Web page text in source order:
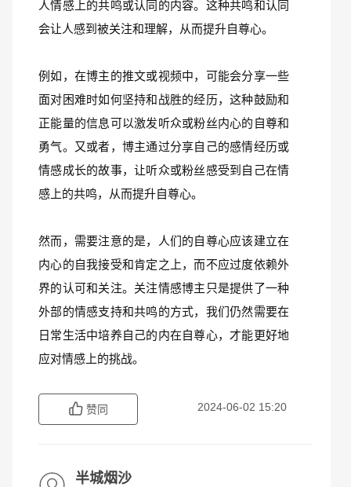
人情感上的共鸣或认同的内容。这种共鸣和认同
会让人感到被关注和理解，从而提升自尊心。
例如，在博主的推文或视频中，可能会分享一些
面对困难时如何坚持和战胜的经历，这种鼓励和
正能量的信息可以激发听众或粉丝内心的自尊和
勇气。又或者，博主通过分享自己的感情经历或
情感成长的故事，让听众或粉丝感受到自己在情
感上的共鸣，从而提升自尊心。
然而，需要注意的是，人们的自尊心应该建立在
内心的自我接受和肯定之上，而不应过度依赖外
界的认可和关注。关注情感博主只是提供了一种
外部的情感支持和共鸣的方式，我们仍然需要在
日常生活中培养自己的内在自尊心，才能更好地
应对情感上的挑战。
赞同 2024-06-02 15:20
半城烟沙